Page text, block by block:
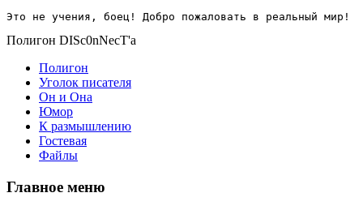
Это не учения, боец! Добро пожаловать в реальный мир!
Полигон DISc0nNecT'a
Полигон
Уголок писателя
Он и Она
Юмор
К размышлению
Гостевая
Файлы
Главное меню